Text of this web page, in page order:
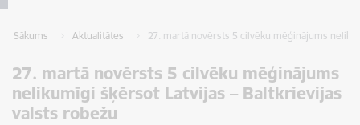
Sākums Aktualitātes 27. martā novērsts 5 cilvēku mēģinājums
27. martā novērsts 5 cilvēku mēģinājums
nelikumīgi šķērsot Latvijas – Baltkrievijas
valsts robežu